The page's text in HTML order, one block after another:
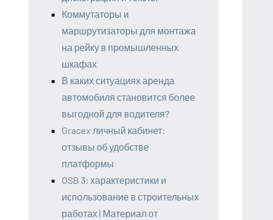
Коммутаторы и
маршрутизаторы для монтажа
на рейку в промышленных
шкафах
В каких ситуациях аренда
автомобиля становится более
выгодной для водителя?
Gracex личный кабинет:
отзывы об удобстве
платформы
OSB 3: характеристики и
использование в строительных
работах | Материал от